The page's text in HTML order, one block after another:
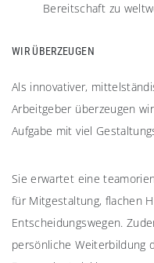
Bereitschaft zu
WIR ÜBERZEUGEN​
Als innovativer,
Arbeitgeber überzeugen
Aufgabe mit viel
Sie erwartet eine
für Mitgestaltung, flachen
Entscheidungswegen.
persönliche Weiterbildung